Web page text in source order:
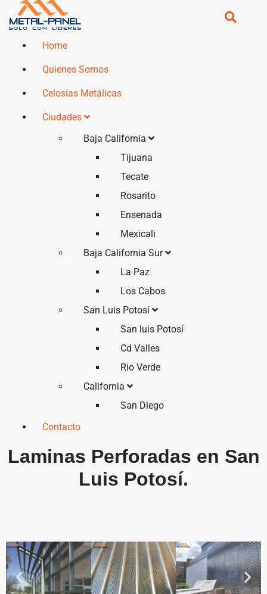
Home
Quienes Somos
Celosías Metálicas
Ciudades
Baja California
Tijuana
Tecate
Rosarito
Ensenada
Mexicali
Baja California Sur
La Paz
Los Cabos
San Luis Potosí
San luis Potosí
Cd Valles
Rio Verde
California
San Diego
Contacto
Laminas Perforadas en San
Luis Potosí.